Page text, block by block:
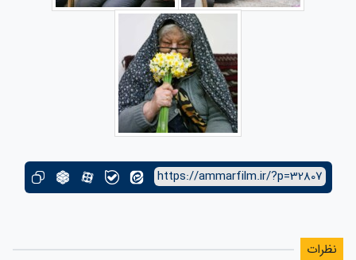
https://ammarfilm.ir/?p=32807
نظرات